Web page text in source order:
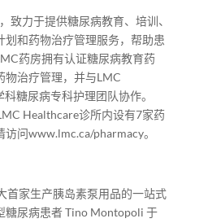
致力于提供糖尿病教育、培训、
划和药物治疗管理服务，帮助患
药房拥有认证糖尿病教育药
物治疗管理，并与LMC
糖尿病专科护理团队协作。
Healthcare诊所内设有7家药
问www.lmc.ca/pharmacy。
首家生产胰岛素泵用品的一站式
糖尿病患者 Tino Montopoli 于